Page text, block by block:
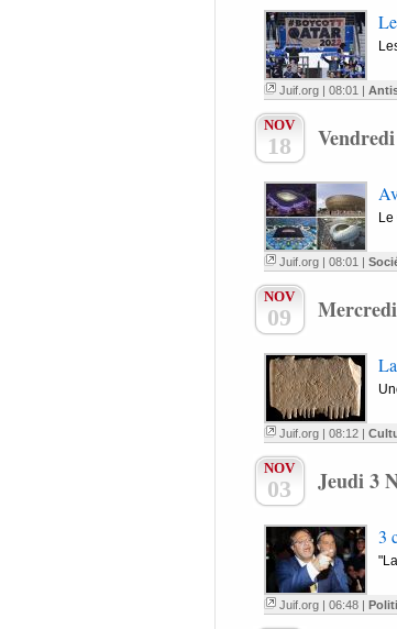
Juif.org| 08:01 |
NOV
18
Juif.org| 08:01 |
NOV
09
Juif.org| 08:12 |
NOV
03 Jeudi 3
3
Juif.org| 06:48 |